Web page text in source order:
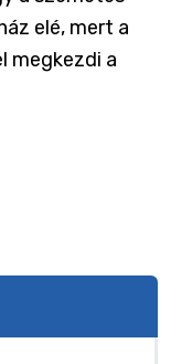
elé, mert a
megkezdi a